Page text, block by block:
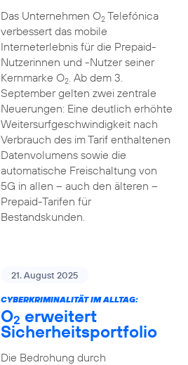
Das Unternehmen O2Telefónica
verbessert das mobile
Interneterlebnis für die Prepaid-
Nutzerinnen und -Nutzer seiner
Kernmarke O2. Ab dem 3.
September gelten zwei zentrale
Neuerungen: Eine deutlich erhöhte
Weitersurfgeschwindigkeit nach
Verbrauch des im Tarif enthaltenen
Datenvolumens sowie die
automatische Freischaltung von
5G in allen – auch den älteren –
Prepaid-Tarifen für
Bestandskunden.
21. August 2025
CYBERKRIMINALITÄT IM ALLTAG:
O2 erweitert
Sicherheitsportfolio
Die Bedrohung durch